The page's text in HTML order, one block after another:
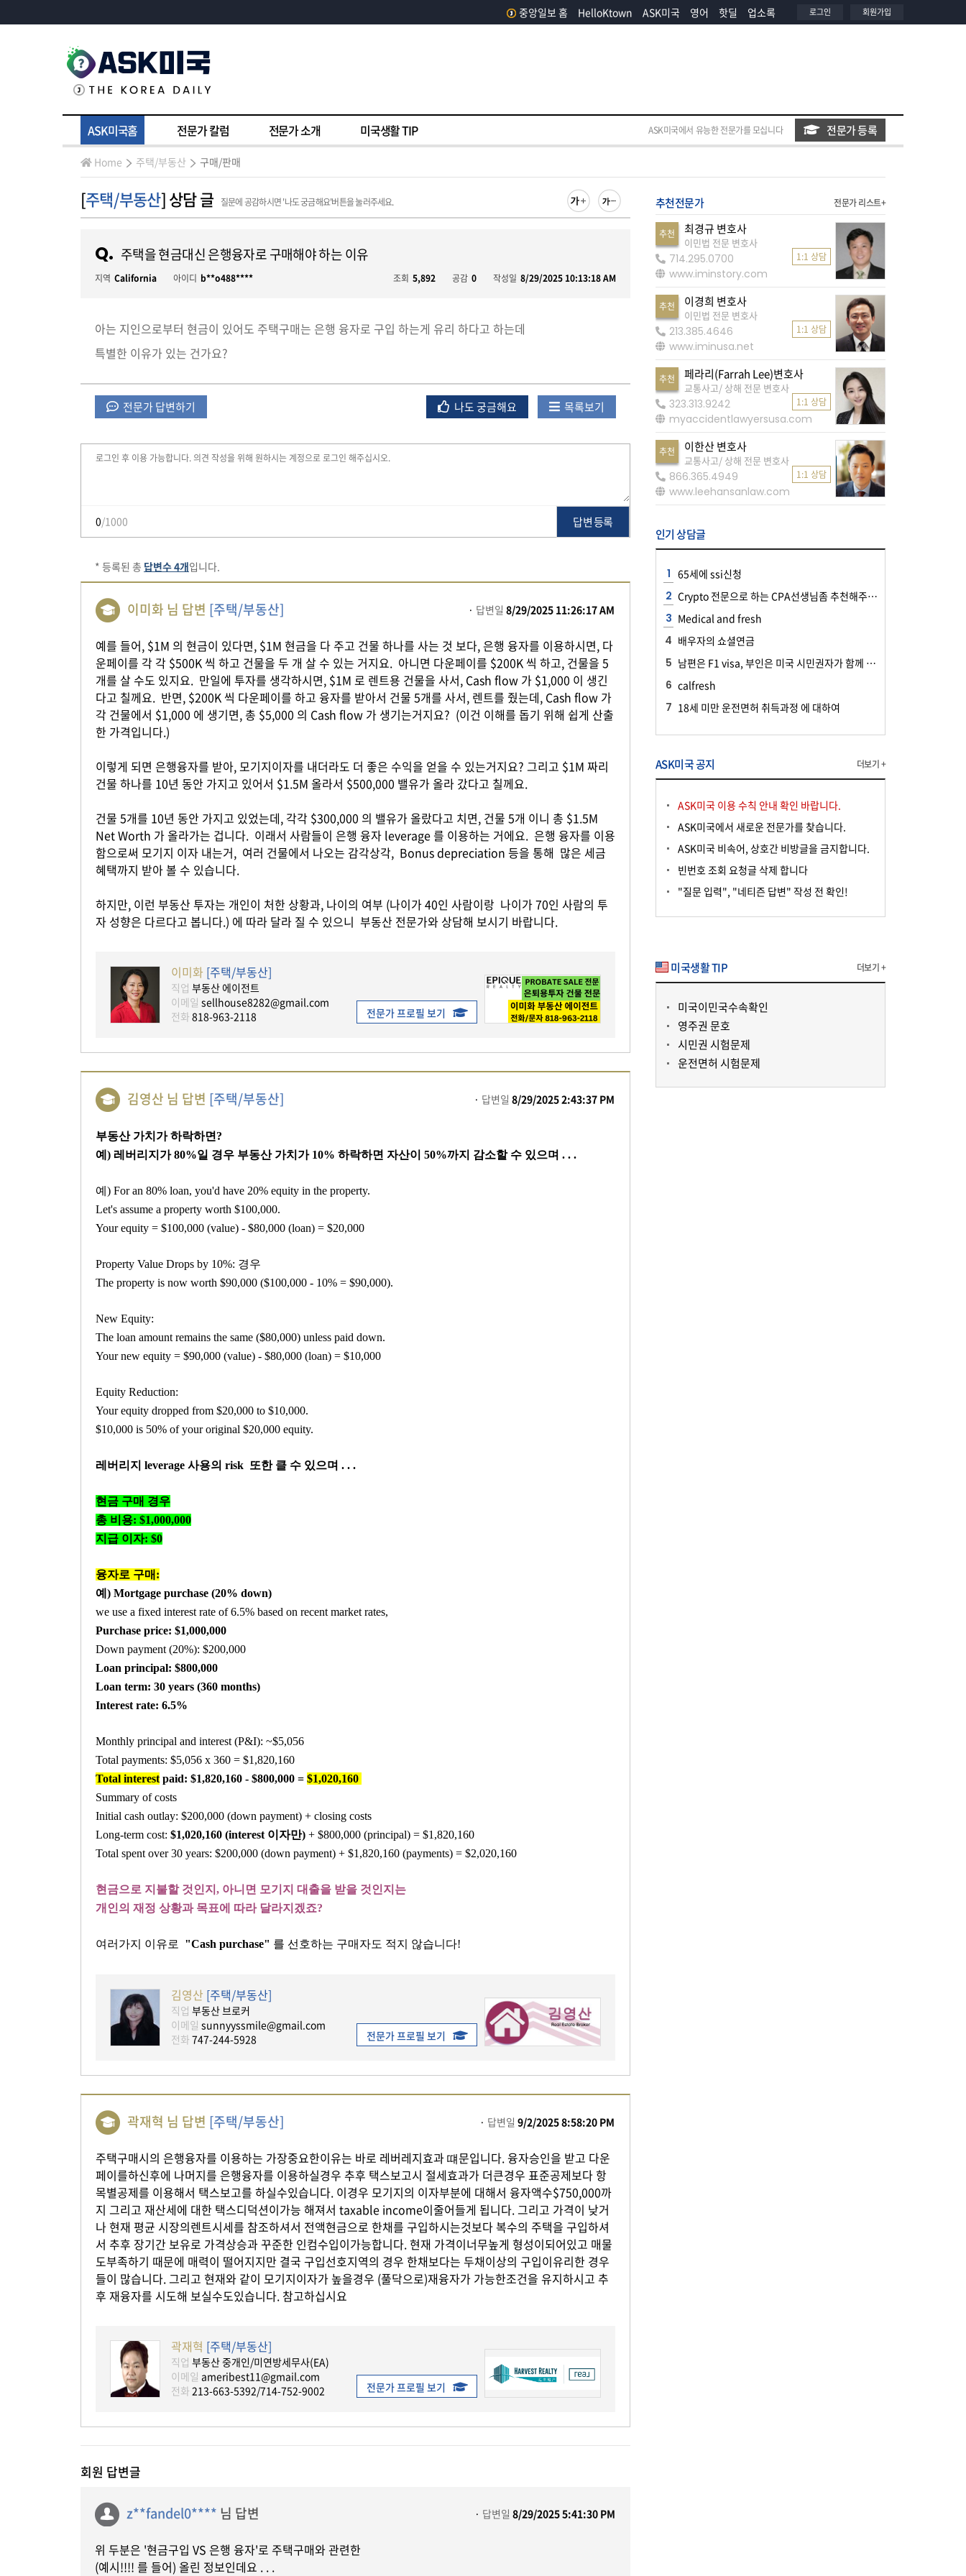
중앙일보 홈 HelloKtown ASK미국 영어 핫딜 업소록 로그인 회원가입
ASK미국홈 전문가 칼럼 전문가 소개 미국생활 TIP ASK미국에서 유능한 전문가를 모십니다 전문가 등록
Home 주택/부동산 구매/판매
[주택/부동산] 상담 글 질문에 공감하시면 '나도 궁금해요'버튼을 눌러주세요.
Q. 주택을 현금대신 은행융자로 구매해야 하는 이유
지역 California 아이디 b**o488**** 조회 5,892 공감 0 작성일 8/29/2025 10:13:18 AM
아는 지인으로부터 현금이 있어도 주택구매는 은행 융자로 구입 하는게 유리 하다고 하는데
특별한 이유가 있는 건가요?
전문가 답변하기 나도 궁금해요 목록보기
0/1000 답변 등록
* 등록된 총 답변수 4개입니다.
이미화 님 답변 [주택/부동산] 답변일 8/29/2025 11:26:17 AM
예를 들어, $1M 의 현금이 있다면, $1M 현금을 다 주고 건물 하나를 사는 것 보다, 은행 융자를 이용하시면, 다
운페이를 각 각 $500K 씩 하고 건물을 두 개 살 수 있는 거지요. 아니면 다운페이를 $200K 씩 하고, 건물을 5
개를 살 수도 있지요. 만일에 투자를 생각하시면, $1M 로 렌트용 건물을 사서, Cash flow 가 $1,000 이 생긴
다고 칠께요. 반면, $200K 씩 다운페이를 하고 융자를 받아서 건물 5개를 사서, 렌트를 줬는데, Cash flow 가
각 건물에서 $1,000 에 생기면, 총 $5,000 의 Cash flow 가 생기는거지요? (이건 이해를 돕기 위해 쉽게 산출
한 가격입니다.)
이렇게 되면 은행융자를 받아, 모기지이자를 내더라도 더 좋은 수익을 얻을 수 있는거지요? 그리고 $1M 짜리
건물 하나를 10년 동안 가지고 있어서 $1.5M 올라서 $500,000 밸유가 올라 갔다고 칠께요.
건물 5개를 10년 동안 가지고 있었는데, 각각 $300,000 의 밸유가 올랐다고 치면, 건물 5개 이니 총 $1.5M
Net Worth 가 올라가는 겁니다. 이래서 사람들이 은행 융자 leverage 를 이용하는 거에요. 은행 융자를 이용
함으로써 모기지 이자 내는거, 여러 건물에서 나오는 감각상각, Bonus depreciation 등을 통해 많은 세금
혜택까지 받아 볼 수 있습니다.
하지만, 이런 부동산 투자는 개인이 처한 상황과, 나이의 여부 (나이가 40인 사람이랑 나이가 70인 사람의 투
자 성향은 다르다고 봅니다.) 에 따라 달라 질 수 있으니 부동산 전문가와 상담해 보시기 바랍니다.
이미화 [주택/부동산]
직업 부동산 에이전트
이메일 sellhouse8282@gmail.com
전화 818-963-2118 전문가 프로필 보기
김영산 님 답변 [주택/부동산] 답변일 8/29/2025 2:43:37 PM
부동산 가치가 하락하면?
예) 레버리지가 80%일 경우 부동산 가치가 10% 하락하면 자산이 50%까지 감소할 수 있으며 . . .
예) For an 80% loan, you'd have 20% equity in the property.
Let's assume a property worth $100,000.
Your equity = $100,000 (value) - $80,000 (loan) = $20,000
Property Value Drops by 10%: 경우
The property is now worth $90,000 ($100,000 - 10% = $90,000).
New Equity:
The loan amount remains the same ($80,000) unless paid down.
Your new equity = $90,000 (value) - $80,000 (loan) = $10,000
Equity Reduction:
Your equity dropped from $20,000 to $10,000.
$10,000 is 50% of your original $20,000 equity.
레버리지 leverage 사용의 risk 또한 클 수 있으며 . . .
현금 구매 경우
총 비용: $1,000,000
지급 이자: $0
융자로 구매:
예) Mortgage purchase (20% down)
we use a fixed interest rate of 6.5% based on recent market rates,
Purchase price: $1,000,000
Down payment (20%): $200,000
Loan principal: $800,000
Loan term: 30 years (360 months)
Interest rate: 6.5%
Monthly principal and interest (P&I): ~$5,056
Total payments: $5,056 x 360 = $1,820,160
Total interest paid: $1,820,160 - $800,000 = $1,020,160
Summary of costs
Initial cash outlay: $200,000 (down payment) + closing costs
Long-term cost: $1,020,160 (interest 이자만) + $800,000 (principal) = $1,820,160
Total spent over 30 years: $200,000 (down payment) + $1,820,160 (payments) = $2,020,160
현금으로 지불할 것인지, 아니면 모기지 대출을 받을 것인지는
개인의 재정 상황과 목표에 따라 달라지겠죠?
여러가지 이유로 "Cash purchase" 를 선호하는 구매자도 적지 않습니다!
김영산 [주택/부동산]
직업 부동산 브로커
이메일 sunnyyssmile@gmail.com
전화 747-244-5928 전문가 프로필 보기
곽재혁 님 답변 [주택/부동산] 답변일 9/2/2025 8:58:20 PM
주택구매시의 은행융자를 이용하는 가장중요한이유는 바로 레버레지효과 떄문입니다. 융자승인을 받고 다운
페이를하신후에 나머지를 은행융자를 이용하실경우 추후 택스보고시 절세효과가 더큰경우 표준공제보다 항
목별공제를 이용해서 택스보고를 하실수있습니다. 이경우 모기지의 이자부분에 대해서 융자액수$750,000까
지 그리고 재산세에 대한 택스디덕션이가능 해져서 taxable income이줄어들게 됩니다. 그리고 가격이 낮거
나 현재 평균 시장의렌트시세를 참조하셔서 전액현금으로 한채를 구입하시는것보다 복수의 주택을 구입하셔
서 추후 장기간 보유로 가격상승과 꾸준한 인컴수입이가능합니다. 현재 가격이너무높게 형성이되어있고 매물
도부족하기 때문에 매력이 떨어지지만 결국 구입선호지역의 경우 한채보다는 두채이상의 구입이유리한 경우
들이 많습니다. 그리고 현재와 같이 모기지이자가 높을경우 (풀닥으로)재융자가 가능한조건을 유지하시고 추
후 재융자를 시도해 보실수도있습니다. 참고하십시요
곽재혁 [주택/부동산]
직업 부동산 중개인/미연방세무사(EA)
이메일 ameribest11@gmail.com
전화 213-663-5392/714-752-9002 전문가 프로필 보기
회원 답변글
z**fandel0**** 님 답변 답변일 8/29/2025 5:41:30 PM
위 두분은 '현금구입 VS 은행 융자'로 주택구매와 관련한
(예시!!!! 를 들어) 올린 정보인데요 . . .
추천전문가 전문가 리스트+
추천 최경규 변호사
이민법 전문 변호사
714.295.0700
www.iminstory.com
1:1 상담
추천 이경희 변호사
이민법 전문 변호사
213.385.4646
www.iminusa.net
1:1 상담
추천 페라리(Farrah Lee)변호사
교통사고/ 상해 전문 변호사
323.313.9242
myaccidentlawyersusa.com
1:1 상담
추천 이한산 변호사
교통사고/ 상해 전문 변호사
866.365.4949
www.leehansanlaw.com
1:1 상담
인기 상담글
65세에 ssi신청
Crypto 전문으로 하는 CPA선생님좀 추천해주세요~~
Medical and fresh
배우자의 쇼셜연금
남편은 F1 visa, 부인은 미국 시민권자가 함께 공항에 들어올 때
calfresh
18세 미만 운전면허 취득과정 에 대하여
ASK미국 공지 더보기 +
ASK미국 이용 수칙 안내 확인 바랍니다.
ASK미국에서 새로운 전문가를 찾습니다.
ASK미국 비속어, 상호간 비방글을 금지합니다.
빈번호 조회 요청글 삭제 합니다
"질문 입력", "네티즌 답변" 작성 전 확인!
미국생활 TIP 더보기 +
미국이민국수속확인
영주권 문호
시민권 시험문제
운전면허 시험문제